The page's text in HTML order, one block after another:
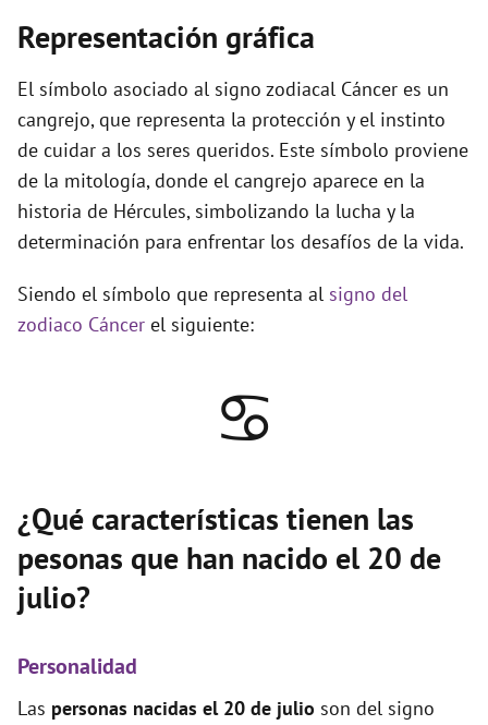
Representación gráfica
El símbolo asociado al signo zodiacal Cáncer es un
cangrejo, que representa la protección y el instinto
de cuidar a los seres queridos. Este símbolo proviene
de la mitología, donde el cangrejo aparece en la
historia de Hércules, simbolizando la lucha y la
determinación para enfrentar los desafíos de la vida.
Siendo el símbolo que representa al signo del
zodiaco Cáncer el siguiente:
♋
¿Qué características tienen las
pesonas que han nacido el 20 de
julio?
Personalidad
Las personas nacidas el 20 de julio son del signo